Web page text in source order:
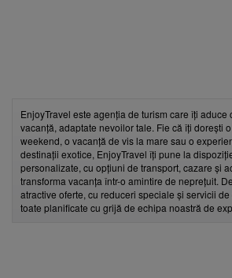
EnjoyTravel este agenția de turism care îți aduce
vacanță, adaptate nevoilor tale. Fie că îți dorești
weekend, o vacanță de vis la mare sau o
destinații exotice, EnjoyTravel îți pune la
personalizate, cu opțiuni de transport, cazare și
transforma vacanța într-o amintire de neprețuit.
atractive oferte, cu reduceri speciale și servicii
toate planificate cu grijă de echipa noastră de